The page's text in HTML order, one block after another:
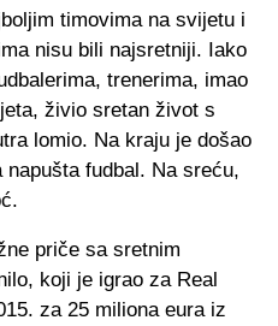
timovima na svijetu i
nisu bili najsretniji. Iako
trenerima, imao
živio sretan život s
lomio. Na kraju je došao
fudbal. Na sreću,
priče sa sretnim
koji je igrao za Real
za 25 miliona eura iz